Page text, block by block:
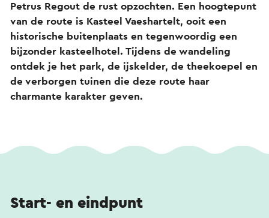
Petrus Regout de rust opzochten. Een hoogtepunt
van de route is Kasteel Vaeshartelt, ooit een
historische buitenplaats en tegenwoordig een
bijzonder kasteelhotel. Tijdens de wandeling
ontdek je het park, de ijskelder, de theekoepel en
de verborgen tuinen die deze route haar
charmante karakter geven.
Start- en eindpunt